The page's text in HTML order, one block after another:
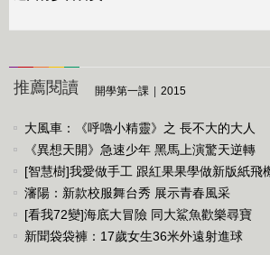
推薦閱讀 開學第一課 2015
大風車：《呼嚕小精靈》之 長不大的大人
《異想天開》急速少年 黑馬上演驚天逆轉
[智慧樹]我愛做手工 跟紅果果學做新版紙飛
瀋陽：新款校服舞台秀 展示青春風采
[看我72變]海底大冒險 同大鯊魚歡樂尋寶
新聞袋袋褲：17歲女生36米外遠射進球